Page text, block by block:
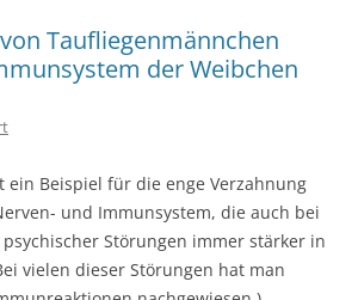
von Taufliegenmännchen
der Weibchen
ein Beispiel für die enge Verzahnung
und Immunsystem, die auch bei
Störungen immer stärker in
vielen dieser Störungen hat man